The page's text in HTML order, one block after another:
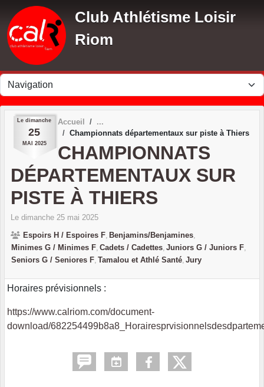
Club Athlétisme Loisir
Riom
Le dimanche
25
MAI 2025
Accueil
Championnats départementaux sur piste à Thiers
CHAMPIONNATS
DÉPARTEMENTAUX SUR
PISTE À THIERS
Le dimanche 25 mai 2025
Espoirs H / Espoires F Benjamins/Benjamines
Minimes G / Minimes F Cadets / Cadettes Juniors G / Juniors F
Seniors G / Seniores F Tamalou et Athlé Santé Jury
Horaires prévisionnels :
https://www.calriom.com/document-
download/
Panneau de gestion des cookies